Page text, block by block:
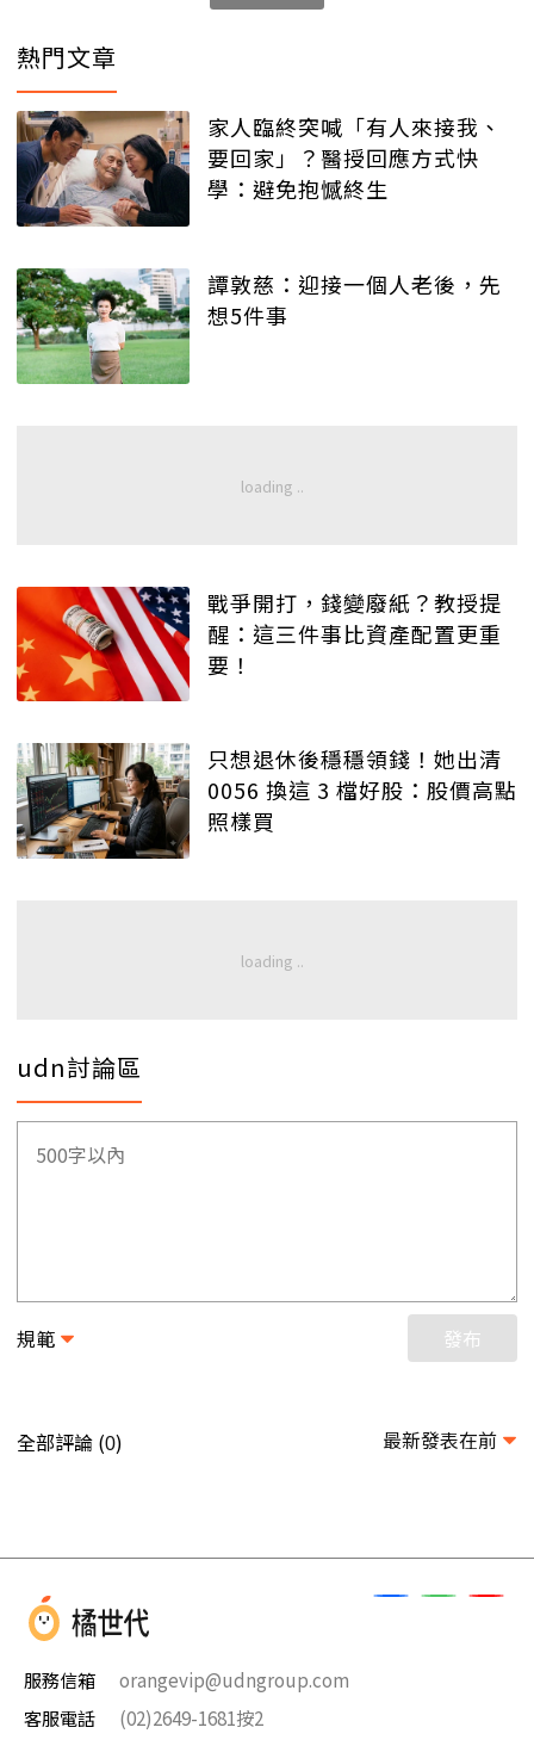
熱門文章
家人臨終突喊「有人來接我、
要回家」？醫授回應方式快
學：避免抱憾終生
譚敦慈：迎接一個人老後，先
想5件事
戰爭開打，錢變廢紙？教授提
醒：這三件事比資產配置更重
要！
只想退休後穩穩領錢！她出清
0056 換這 3 檔好股：股價高點
照樣買
udn討論區
規範 發布
全部評論 (0) 最新發表在前
服務信箱
orangevip@udngroup.com
客服電話
(02)2649-1681按2